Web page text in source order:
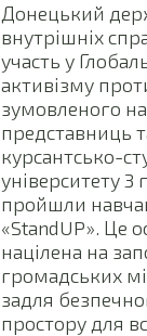
Донецький
внутрішніх
участь у
активізму
зумовленого
представниць
курсантсько-
університету 3
пройшли
«StandUP». Це
націлена на
громадських
задля
простору для